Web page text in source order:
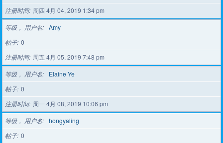
注册时间 周四 4月 04, 2019 1:34 pm
等级， 用户名
Amy
帖子 0
注册时间 周五 4月 05, 2019 7:48 pm
等级， 用户名
Elaine Ye
帖子 0
注册时间 周一 4月 08, 2019 10:06 pm
等级， 用户名
hongyaling
帖子 0